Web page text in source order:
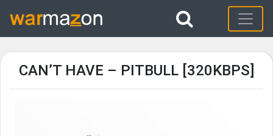
CAN’T HAVE – PITBULL [320KBPS]